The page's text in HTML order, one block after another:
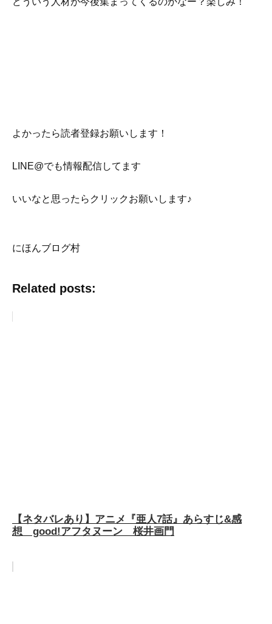
よかったら読者登録お願いします！
LINE@でも情報配信してます
いいなと思ったらクリックお願いします♪
にほんブログ村
Related posts:
【ネタバレあり】アニメ『亜人7話』あらすじ&感
想 good!アフタヌーン 桜井画門